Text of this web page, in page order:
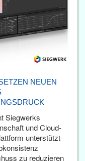
NEUEN
Siegwerks
und Cloud-
unterstützt
zu reduzieren